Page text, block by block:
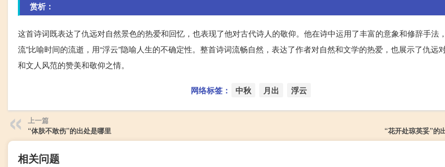
赏析：
这首诗词既表达了仇远对自然景色的热爱和回忆，也表现了他对古代诗人的敬仰。他在诗中运用了丰富的意象和修辞手法
流”比喻时间的流逝，用“浮云”隐喻人生的不确定性。整首诗词流畅自然，表达了作者对自然和文学的热爱，也展示了仇远
和文人风范的赞美和敬仰之情。
网络标签： 中秋 月出 浮云
上一篇
“体肤不敢伤”的出处是哪里
“花开处琼英妥”的
相关问题